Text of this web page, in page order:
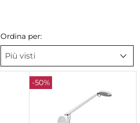
Ordina per:
-50%